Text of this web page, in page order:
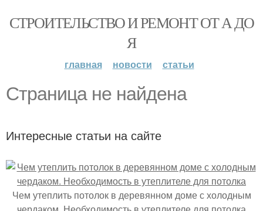
СТРОИТЕЛЬСТВО И РЕМОНТ ОТ А ДО
Я
главная новости статьи
Страница не найдена
Интересные статьи на сайте
Чем утеплить потолок в деревянном доме с холодным